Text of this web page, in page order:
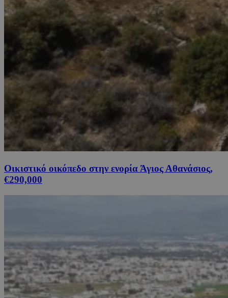
Οικιστικό οικόπεδο στην ενορία Άγιος Αθανάσιος,
€290,000